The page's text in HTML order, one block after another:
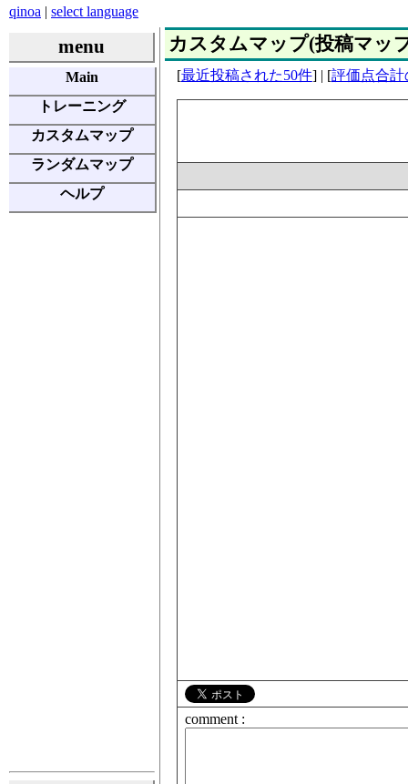
qinoa | select language
menu
Main
トレーニング
カスタムマップ
ランダムマップ
ヘルプ
カスタムマップ(投稿マッ
[最近投稿された50件] | [評価点合計
comment :